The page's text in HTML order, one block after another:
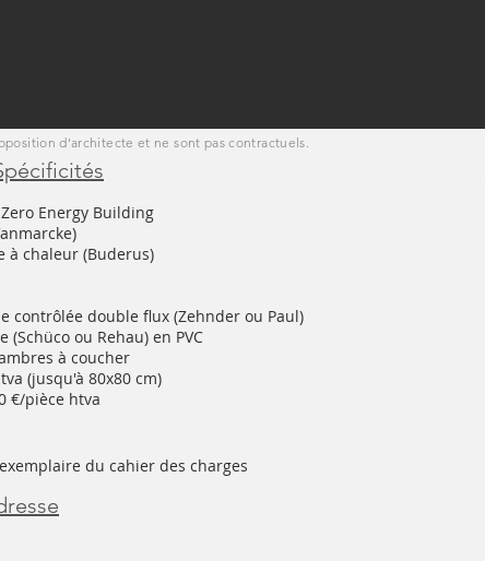
d'architecte et ne sont pas contractuels.
Energy Building
à chaleur (Buderus)
contrôlée double flux (Zehnder ou Paul)
(Schüco ou Rehau) en PVC
à coucher
(jusqu'à 80x80 cm)
€/pièce htva
du cahier des charges